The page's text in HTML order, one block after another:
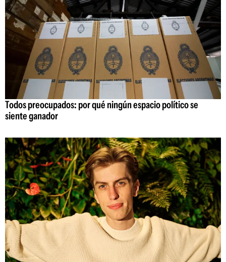
Todos preocupados: por qué ningún espacio político se
siente ganador